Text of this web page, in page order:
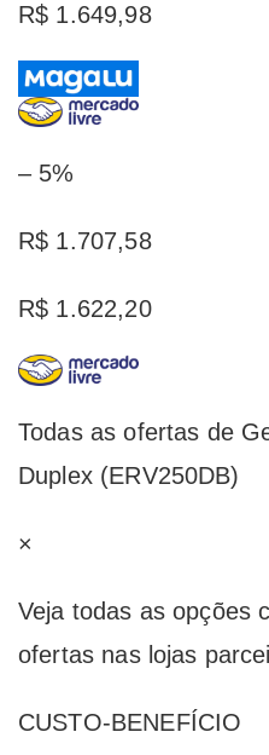
R$ 1.649,98
– 5%
R$ 1.707,58
R$ 1.622,20
Todas as ofertas de
Duplex (ERV250DB)
×
Veja todas as opções
ofertas nas lojas
CUSTO-BENEFÍCIO